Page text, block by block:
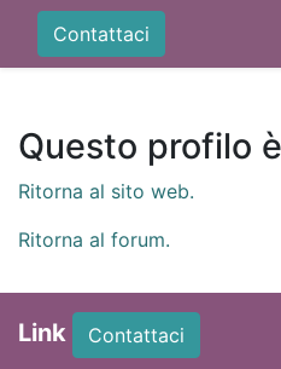
Contattaci
Questo profilo
Ritorna al sito web.
Ritorna al forum.
Link
Contattaci